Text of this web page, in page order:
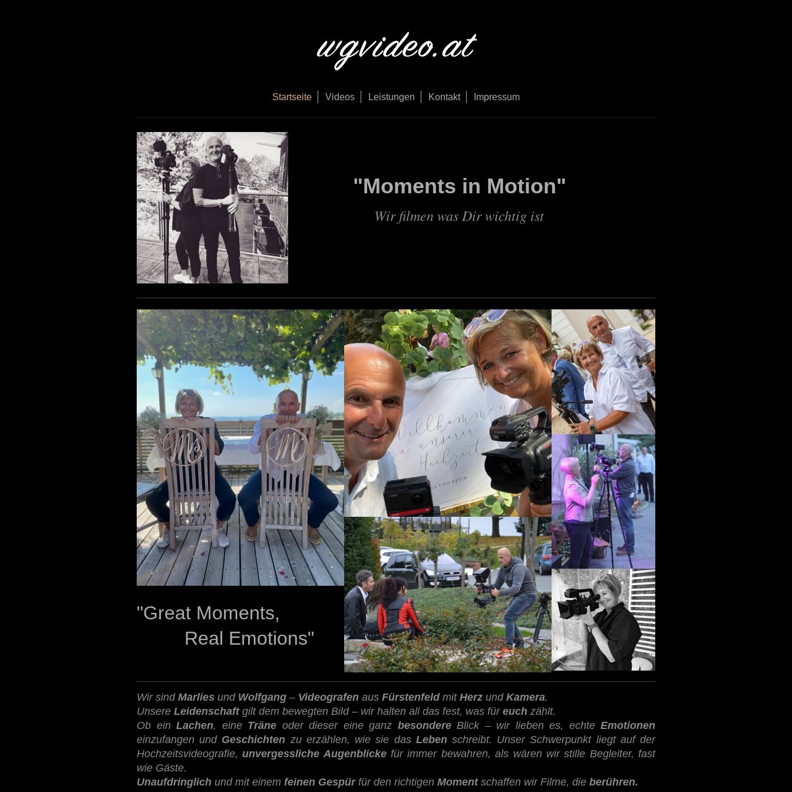
Startseite Videos Leistungen Kontakt Impressum
"Moments in Motion"
Wir filmen was Dir wichtig ist
"Great Moments,
Real Emotions"
Wir sind Marlies und Wolfgang – Videografen aus Fürstenfeldmit Herz und Kamera.
Unsere Leidenschaftgilt dem bewegten Bild – wir halten all das fest, was für euch zählt.
Ob ein Lachen, eine Träne oder dieser eine ganz besondereBlick – wir lieben es, echte Emotionen
einzufangen und Geschichten zu erzählen, wie sie das Lebenschreibt. Unser Schwerpunkt liegt auf der
Hochzeitsvideografie,unvergessliche Augenblickefür immer bewahren, als wären wir stille Begleiter, fast
wie Gäste.
Unaufdringlich und mit einem feinen Gespürfür den richtigen Momentschaffen wir Filme, die berühren.